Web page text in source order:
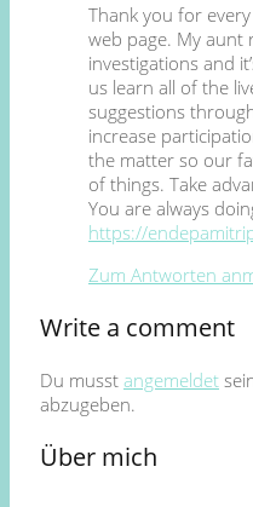
Thank you for
web page. My aunt
investigations and
us learn all of the
suggestions
increase
the matter so our
of things. Take
You are always
https://
Zum Antworten
Write a comment
Du musst angemeldet
abzugeben.
Über mich